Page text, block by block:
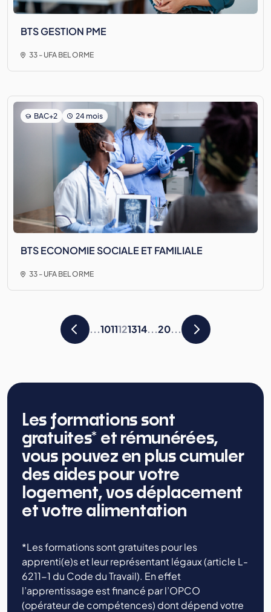
BTS GESTION PME
33 - UFA BEL ORME
BAC+2 24 mois
BTS ECONOMIE SOCIALE ET FAMILIALE
33 - UFA BEL ORME
...1011121314...20...
Les formations sont
gratuites* et rémunérées,
vous pouvez en plus cumuler
des aides pour votre
logement, vos déplacement
et votre alimentation
*Les formations sont gratuites pour les
apprenti(e)s et leur représentant légaux (article L-
6211-1 du Code du Travail). En effet
l’apprentissage est financé par l’OPCO
(opérateur de compétences) dont dépend votre